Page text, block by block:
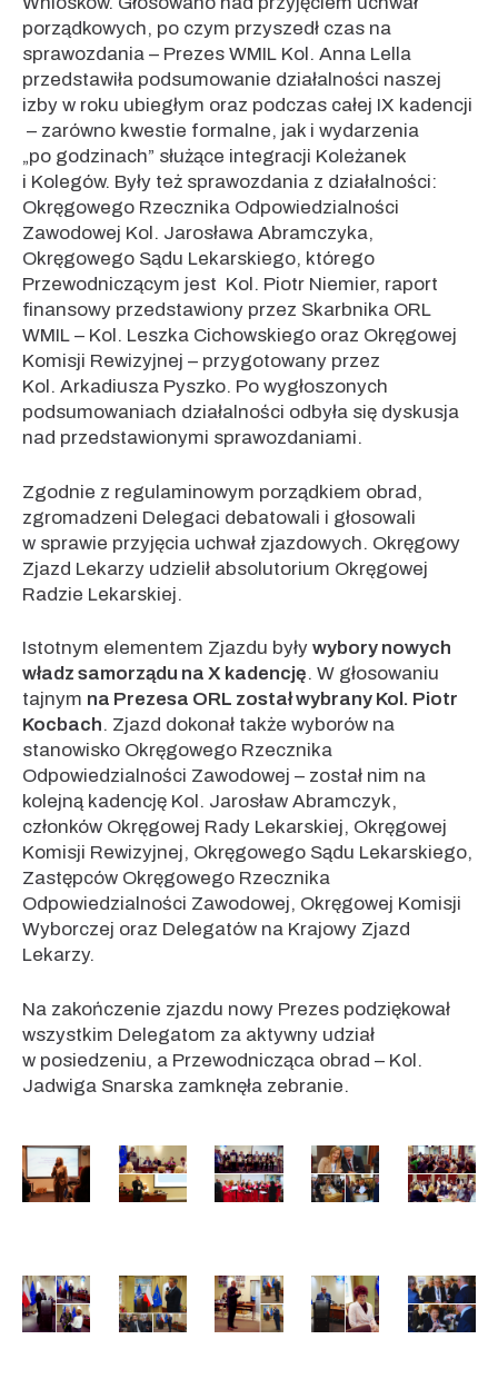
porządkowych, po czym przyszedł czas na
sprawozdania – Prezes WMIL Kol. Anna Lella
przedstawiła podsumowanie działalności naszej
izby w roku ubiegłym oraz podczas całej IX kadencji
– zarówno kwestie formalne, jak i wydarzenia
„po godzinach” służące integracji Koleżanek
i Kolegów. Były też sprawozdania z działalności:
Okręgowego Rzecznika Odpowiedzialności
Zawodowej Kol. Jarosława Abramczyka,
Okręgowego Sądu Lekarskiego, którego
Przewodniczącym jest Kol. Piotr Niemier, raport
finansowy przedstawiony przez Skarbnika ORL
WMIL – Kol. Leszka Cichowskiego oraz Okręgowej
Komisji Rewizyjnej – przygotowany przez
Kol. Arkadiusza Pyszko. Po wygłoszonych
podsumowaniach działalności odbyła się dyskusja
nad przedstawionymi sprawozdaniami.
Zgodnie z regulaminowym porządkiem obrad,
zgromadzeni Delegaci debatowali i głosowali
w sprawie przyjęcia uchwał zjazdowych. Okręgowy
Zjazd Lekarzy udzielił absolutorium Okręgowej
Radzie Lekarskiej.
Istotnym elementem Zjazdu były wybory nowych
władz samorządu na X kadencję. W głosowaniu
tajnym na Prezesa ORL został wybrany Kol. Piotr
Kocbach. Zjazd dokonał także wyborów na
stanowisko Okręgowego Rzecznika
Odpowiedzialności Zawodowej – został nim na
kolejną kadencję Kol. Jarosław Abramczyk,
członków Okręgowej Rady Lekarskiej, Okręgowej
Komisji Rewizyjnej, Okręgowego Sądu Lekarskiego,
Zastępców Okręgowego Rzecznika
Odpowiedzialności Zawodowej, Okręgowej Komisji
Wyborczej oraz Delegatów na Krajowy Zjazd
Lekarzy.
Na zakończenie zjazdu nowy Prezes podziękował
wszystkim Delegatom za aktywny udział
w posiedzeniu, a Przewodnicząca obrad – Kol.
Jadwiga Snarska zamknęła zebranie.